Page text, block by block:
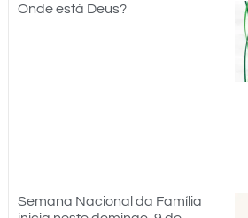
Onde está Deus?
Semana Nacional da Família